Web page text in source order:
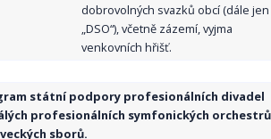
dobrovolných svazků obcí (dále jen
„DSO“), včetně zázemí, vyjma
venkovních hřišť.
státní podpory profesionálních divadel
profesionálních symfonických orchestrů
sborů.